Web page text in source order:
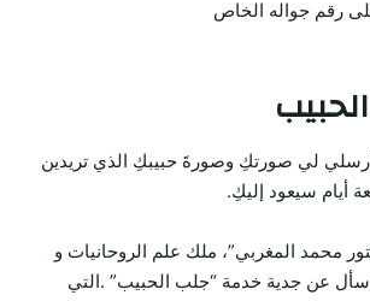
رقم جواله الخاص
لي صورتكِ وصورةَ حبيبكِ الذي تريدين
أيام سيعود إليكِ.
محمد المغربي”، ملك علم الروحانيات و
عن جدية خدمة “جلب الحبيب” .التي